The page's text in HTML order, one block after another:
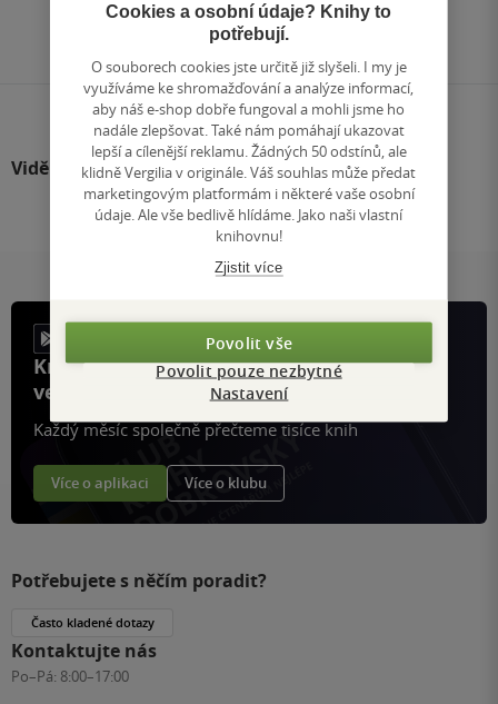
na
stránku
Viděli jste
Knihy, recenze a klubové výhody
ve vaší kapse a naší appce KDčko
Každý měsíc společně přečteme tisíce knih
Více o aplikaci Více o klubu
Potřebujete s něčím poradit?
Často kladené dotazy
Kontaktujte nás
Po–Pá: 8:00–17:00
Cookies a osobní údaje? Knihy to
potřebují.
O souborech cookies jste určitě již slyšeli. I my je
využíváme ke shromažďování a analýze informací,
aby náš e-shop dobře fungoval a mohli jsme ho
nadále zlepšovat. Také nám pomáhají ukazovat
lepší a cílenější reklamu. Žádných 50 odstínů, ale
klidně Vergilia v originále. Váš souhlas může předat
marketingovým platformám i některé vaše osobní
údaje. Ale vše bedlivě hlídáme. Jako naši vlastní
knihovnu!
Zjistit více
Povolit vše
Povolit pouze nezbytné
Nastavení